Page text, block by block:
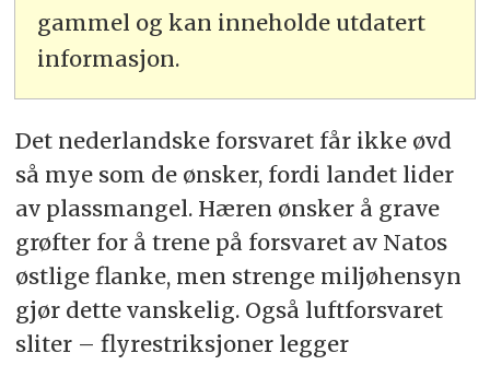
gammel og kan inneholde utdatert
informasjon.
Det nederlandske forsvaret får ikke øvd
så mye som de ønsker, fordi landet lider
av plassmangel. Hæren ønsker å grave
grøfter for å trene på forsvaret av Natos
østlige flanke, men strenge miljøhensyn
gjør dette vanskelig. Også luftforsvaret
sliter – flyrestriksjoner legger